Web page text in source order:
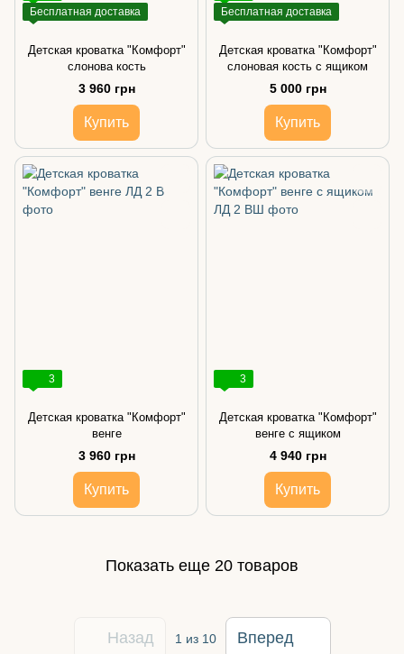
Бесплатная доставка
Детская кроватка "Комфорт"
слонова кость
3 960 грн
Купить
Бесплатная доставка
Детская кроватка "Комфорт"
слоновая кость с ящиком
5 000 грн
Купить
3
Детская кроватка "Комфорт"
венге
3 960 грн
Купить
3
Детская кроватка "Комфорт"
венге с ящиком
4 940 грн
Купить
Показать еще 20 товаров
Назад 1 из 10 Вперед